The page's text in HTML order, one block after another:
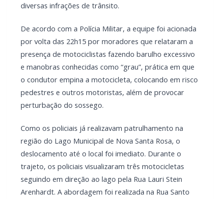
diversas infrações de trânsito.
De acordo com a Polícia Militar, a equipe foi acionada
por volta das 22h15 por moradores que relataram a
presença de motociclistas fazendo barulho excessivo
e manobras conhecidas como “grau”, prática em que
o condutor empina a motocicleta, colocando em risco
pedestres e outros motoristas, além de provocar
perturbação do sossego.
Como os policiais já realizavam patrulhamento na
região do Lago Municipal de Nova Santa Rosa, o
deslocamento até o local foi imediato. Durante o
trajeto, os policiais visualizaram três motocicletas
seguindo em direção ao lago pela Rua Lauri Stein
Arenhardt. A abordagem foi realizada na Rua Santo